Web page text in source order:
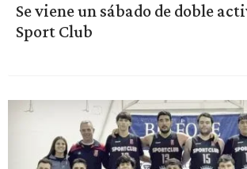
Se viene un sábado de doble
Sport Club